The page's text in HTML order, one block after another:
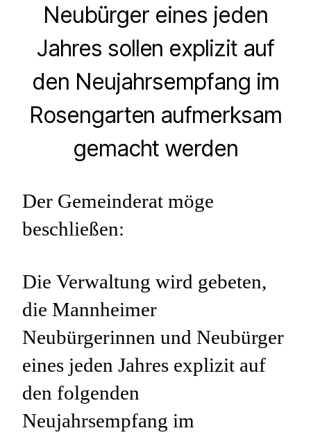
Neubürger eines jeden
Jahres sollen explizit auf
den Neujahrsempfang im
Rosengarten aufmerksam
gemacht werden
Der Gemeinderat möge
beschließen:
Die Verwaltung wird gebeten,
die Mannheimer
Neubürgerinnen und Neubürger
eines jeden Jahres explizit auf
den folgenden
Neujahrsempfang im